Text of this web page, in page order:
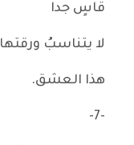
قاسٍ جدا
لا يتناسبُ ورقتها
هذا العشق.
-7-